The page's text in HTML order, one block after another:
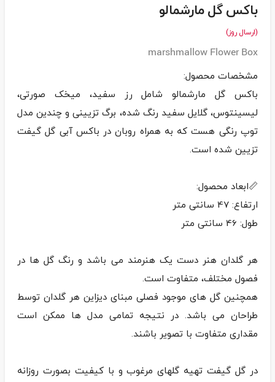
باکس گل مارشمالو
(ارسال روز)
marshmallow Flower Box
باکس گل مارشمالو شامل رز سفید، میخک صورتی،
لیسینتوس، گلایل سفید رنگ شده، برگ تزیینی و چندین مدل
توپ رنگی هست که به همراه روبان در باکس آبی گل گیفت
هر گلدان هنر دست یک هنرمند می باشد و رنگ گل ها در
همچنین گل های موجود فصلی مبنای دیزاین هر گلدان توسط
طراحان می باشد. در نتیجه تمامی مدل ها ممکن است
در گل گیفت تهیه گلهای مرغوب و با کیفیت بصورت روزانه